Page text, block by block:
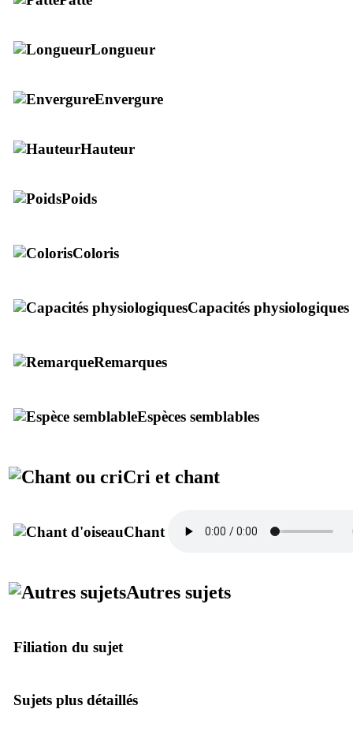
Longueur
Envergure
Hauteur
Poids
Coloris
Capacités physiologiques
Remarques
Espèces semblables
Cri et chant
Chant
Autres sujets
Filiation du sujet
Sujets plus détaillés